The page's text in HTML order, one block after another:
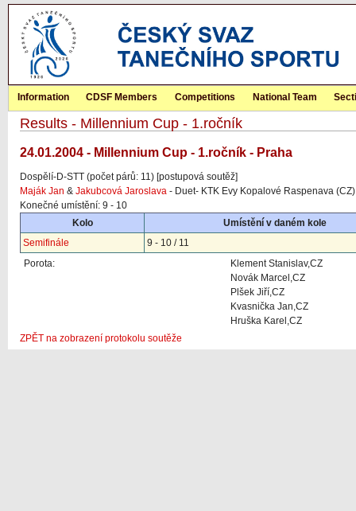
Information CDSF Members Competitions National Team
Results - Millennium Cup - 1.ročník
24.01.2004 - Millennium Cup - 1.ročník - Praha
Dospělí-D-STT (počet párů: 11) [postupová soutěž]
Maják Jan & Jakubcová Jaroslava - Duet- KTK Evy Kopalové Raspenava (CZ)
Konečné umístění: 9 - 10
Kolo
Umístění v daném kole
Semifinále
9 - 10 / 11
Porota:
Klement Stanislav,CZ
Novák Marcel,CZ
Plšek Jiří,CZ
Kvasnička Jan,CZ
Hruška Karel,CZ
ZPĚT na zobrazení protokolu soutěže